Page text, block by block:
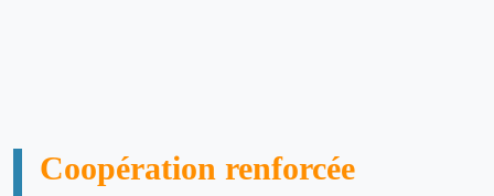
Coopération renforcée